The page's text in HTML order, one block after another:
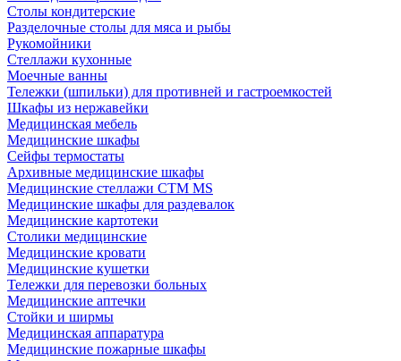
Столы кондитерские
Разделочные столы для мяса и рыбы
Рукомойники
Стеллажи кухонные
Моечные ванны
Тележки (шпильки) для противней и гастроемкостей
Шкафы из нержавейки
Медицинская мебель
Медицинские шкафы
Сейфы термостаты
Архивные медицинские шкафы
Медицинские стеллажи CTM MS
Медицинские шкафы для раздевалок
Медицинские картотеки
Столики медицинские
Медицинские кровати
Медицинские кушетки
Тележки для перевозки больных
Медицинские аптечки
Стойки и ширмы
Медицинская аппаратура
Медицинские пожарные шкафы